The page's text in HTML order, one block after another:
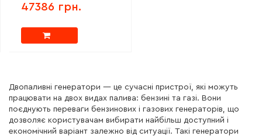
47386 грн.
Двопаливні генератори — це сучасні пристрої, які можуть
працювати на двох видах палива: бензині та газі. Вони
поєднують переваги бензинових і газових генераторів, що
дозволяє користувачам вибирати найбільш доступний і
економічний варіант залежно від ситуації. Такі генератори